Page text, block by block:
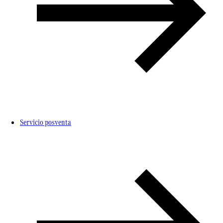
Servicio posventa